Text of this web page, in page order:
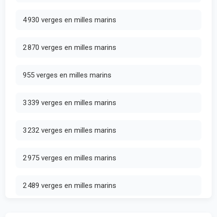
4 930 verges en milles marins
2 870 verges en milles marins
955 verges en milles marins
3 339 verges en milles marins
3 232 verges en milles marins
2 975 verges en milles marins
2 489 verges en milles marins